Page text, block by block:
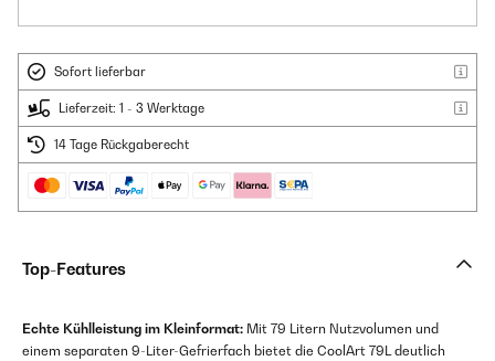
Sofort lieferbar
Lieferzeit: 1 - 3 Werktage
14 Tage Rückgaberecht
Top-Features
Echte Kühlleistung im Kleinformat: Mit 79 Litern Nutzvolumen und
einem separaten 9-Liter-Gefrierfach bietet die CoolArt 79L deutlich